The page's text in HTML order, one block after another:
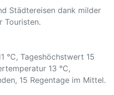
Städtereisen dank milder
Touristen.
°C, Tageshöchstwert 15
13 °C,
15 Regentage im Mittel.